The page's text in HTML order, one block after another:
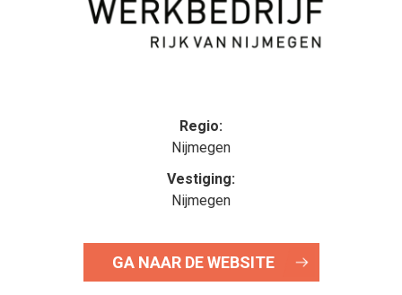
Regio:
Nijmegen
Vestiging:
Nijmegen
GA NAAR DE WEBSITE